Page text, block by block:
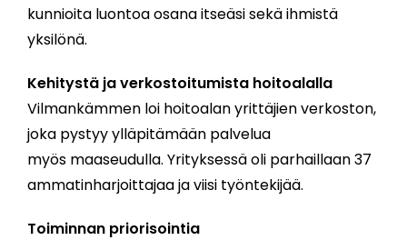
kunnioita luontoa osana itseäsi sekä ihmistä
yksilönä.
Kehitystä ja verkostoitumista hoitoalalla
Vilmankämmen loi hoitoalan yrittäjien verkoston,
joka pystyy ylläpitämään palvelua
myös maaseudulla. Yrityksessä oli parhaillaan 37
ammatinharjoittajaa ja viisi työntekijää.
Toiminnan priorisointia